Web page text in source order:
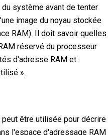
système avant de tenter
image du noyau stockée
RAM). Il doit savoir quelles
réservé du processeur
d'adresse RAM et
».
être utilisée pour décrire
l'espace d'adressage RAM